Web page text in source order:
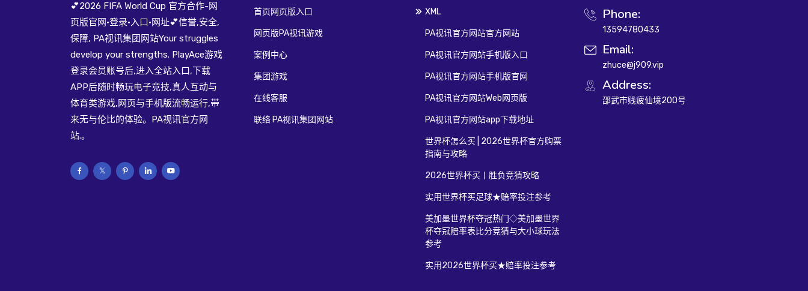
💕2026 FIFA World Cup 官方合作-网
页版官网·登录·入口·网址💕信誉,安全,
保障, PA视讯集团网站Your struggles
develop your strengths. PlayAce游戏
登录会员账号后,进入全站入口,下载
APP后随时畅玩电子竞技,真人互动与
体育类游戏,网页与手机版流畅运行,带
来无与伦比的体验。PA视讯官方网
站.。
首页网页版入口
网页版PA视讯游戏
案例中心
集团游戏
在线客服
联络 PA视讯集团网站
XML
PA视讯官方网站官方网站
PA视讯官方网站手机版入口
PA视讯官方网站手机版官网
PA视讯官方网站Web网页版
PA视讯官方网站app下载地址
世界杯怎么买 | 2026世界杯官方购票
指南与攻略
2026世界杯买丨胜负竞猜攻略
实用世界杯买足球★赔率投注参考
美加墨世界杯夺冠热门◇美加墨世界
杯夺冠赔率表比分竞猜与大小球玩法
参考
实用2026世界杯买★赔率投注参考
Phone:
13594780433
Email:
zhuce@j909.vip
Address:
邵武市贱疲仙境200号